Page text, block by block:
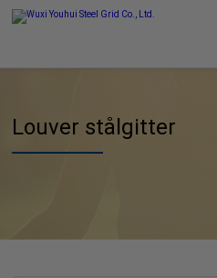
Louver stålgitter